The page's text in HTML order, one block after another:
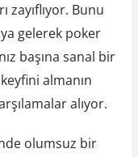
zayıflıyor. Bunu
gelerek poker
başına sanal bir
almanın
alıyor.
olumsuz bir